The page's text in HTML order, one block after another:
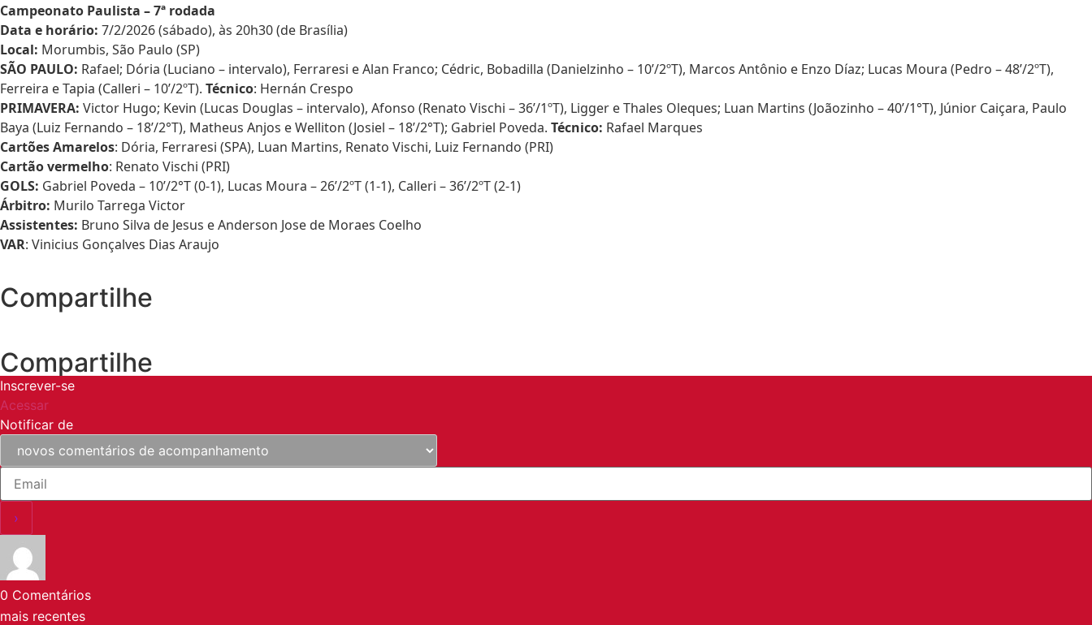
Campeonato Paulista – 7ª rodada
Data e horário: 7/2/2026 (sábado), às 20h30 (de Brasília)
Local: Morumbis, São Paulo (SP)
SÃO PAULO: Rafael; Dória (Luciano – intervalo), Ferraresi e Alan Franco; Cédric, Bobadilla (Danielzinho – 10’/2ºT), Marcos Antônio e Enzo Díaz; Lucas Moura (Pedro – 48’/2ºT),
Ferreira e Tapia (Calleri – 10’/2ºT). Técnico: Hernán Crespo
PRIMAVERA: Victor Hugo; Kevin (Lucas Douglas – intervalo), Afonso (Renato Vischi – 36’/1ºT), Ligger e Thales Oleques; Luan Martins (Joãozinho – 40’/1°T), Júnior Caiçara, Paulo
Baya (Luiz Fernando – 18’/2°T), Matheus Anjos e Welliton (Josiel – 18’/2°T); Gabriel Poveda. Técnico: Rafael Marques
Cartões Amarelos: Dória, Ferraresi (SPA), Luan Martins, Renato Vischi, Luiz Fernando (PRI)
Cartão vermelho: Renato Vischi (PRI)
GOLS: Gabriel Poveda – 10’/2°T (0-1), Lucas Moura – 26’/2ºT (1-1), Calleri – 36’/2ºT (2-1)
Árbitro: Murilo Tarrega Victor
Assistentes: Bruno Silva de Jesus e Anderson Jose de Moraes Coelho
VAR: Vinicius Gonçalves Dias Araujo
Compartilhe
Compartilhe
Inscrever-se
Acessar
Notificar de
0 Comentários
mais recentes